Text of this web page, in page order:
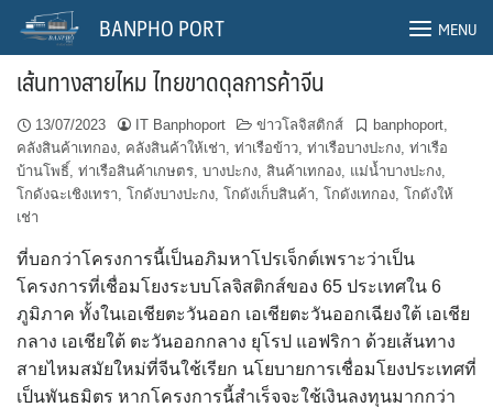
Skip
content
BANPHO PORT MENU
เส้นทางสายไหม ไทยขาดดุลการค้าจีน
13/07/2023 IT Banphoport ข่าวโลจิสติกส์ banphoport,
คลังสินค้าเทกอง, คลังสินค้าให้เช่า, ท่าเรือข้าว, ท่าเรือบางปะกง, ท่าเรือ
บ้านโพธิ์, ท่าเรือสินค้าเกษตร, บางปะกง, สินค้าเทกอง, แม่น้ำบางปะกง,
โกดังฉะเชิงเทรา, โกดังบางปะกง, โกดังเก็บสินค้า, โกดังเทกอง, โกดังให้
เช่า
ที่บอกว่าโครงการนี้เป็นอภิมหาโปรเจ็กต์เพราะว่าเป็น
โครงการที่เชื่อมโยงระบบโลจิสติกส์ของ 65 ประเทศใน 6
ภูมิภาค ทั้งในเอเชียตะวันออก เอเชียตะวันออกเฉียงใต้ เอเชีย
กลาง เอเชียใต้ ตะวันออกกลาง ยุโรป แอฟริกา ด้วยเส้นทาง
สายไหมสมัยใหม่ที่จีนใช้เรียก นโยบายการเชื่อมโยงประเทศที่
เป็นพันธมิตร หากโครงการนี้สำเร็จจะใช้เงินลงทุนมากกว่า